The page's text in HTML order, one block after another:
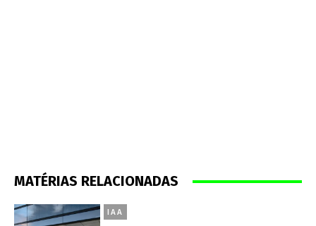
MATÉRIAS RELACIONADAS
IAA